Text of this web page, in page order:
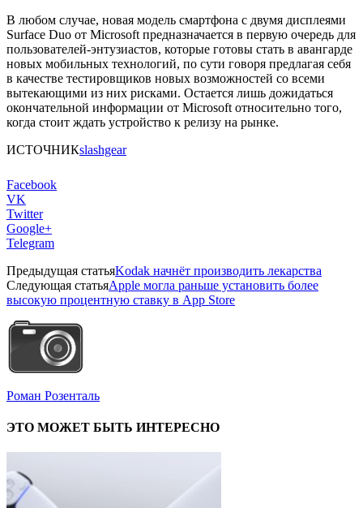
В любом случае, новая модель смартфона с двумя дисплеями
Surface Duo от Microsoft предназначается в первую очередь для
пользователей-энтузиастов, которые готовы стать в авангарде
новых мобильных технологий, по сути говоря предлагая себя
в качестве тестировщиков новых возможностей со всеми
вытекающими из них рисками. Остается лишь дожидаться
окончательной информации от Microsoft относительно того,
когда стоит ждать устройство к релизу на рынке.
ИСТОЧНИКslashgear
Facebook
VK
Twitter
Google+
Telegram
Предыдущая статьяKodak начнёт производить лекарства
Следующая статьяApple могла раньше установить более
высокую процентную ставку в App Store
Роман Розенталь
ЭТО МОЖЕТ БЫТЬ ИНТЕРЕСНО